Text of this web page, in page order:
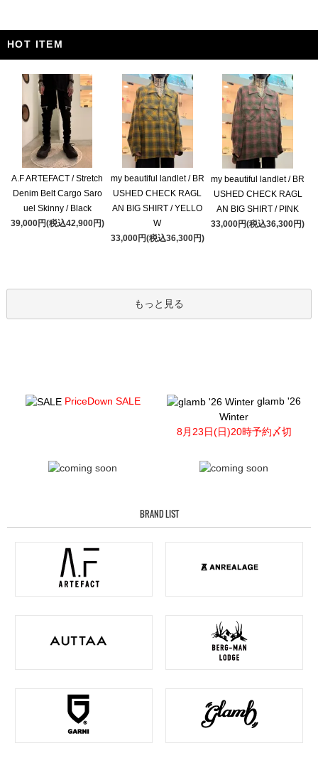
HOT ITEM
A.F ARTEFACT / Stretch
Denim Belt Cargo Saro
uel Skinny / Black
39,000円(税込42,900円)
my beautiful landlet / BR
USHED CHECK RAGL
AN BIG SHIRT / YELLO
W
33,000円(税込36,300円)
my beautiful landlet / BR
USHED CHECK RAGL
AN BIG SHIRT / PINK
33,000円(税込36,300円)
もっと見る
PriceDown SALE
glamb '26
Winter
8月23日(日)20時予約〆切
BRAND LIST